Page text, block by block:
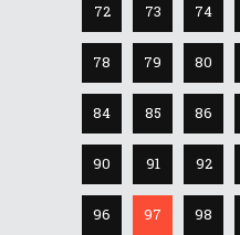
72 73 74
78 79 80
84 85 86
90 91 92
96 97 98